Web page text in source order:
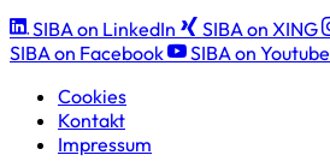
SIBA on LinkedIn
SIBA on XING
SIBA on Facebook
SIBA on Youtube
Cookies
Kontakt
Impressum